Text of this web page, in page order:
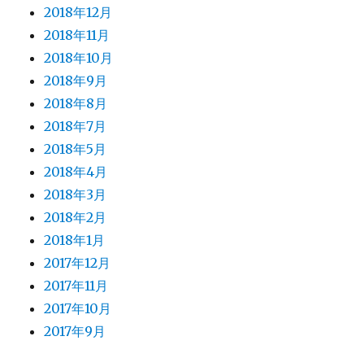
2018年12月
2018年11月
2018年10月
2018年9月
2018年8月
2018年7月
2018年5月
2018年4月
2018年3月
2018年2月
2018年1月
2017年12月
2017年11月
2017年10月
2017年9月